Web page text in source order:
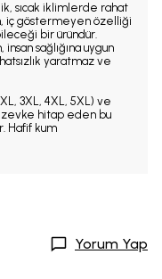
sıcak iklimlerde rahat
iç göstermeyen özelliği
bir üründür.
sağlığına uygun
yaratmaz ve
3XL, 4XL, 5XL) ve
hitap eden bu
Hafif kum
Yorum Yap